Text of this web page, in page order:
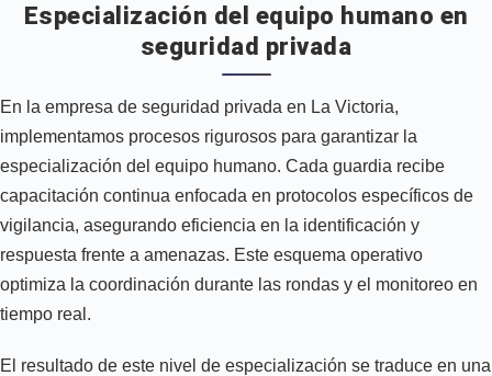
Especialización del equipo humano en
seguridad privada
En la empresa de seguridad privada en La Victoria,
implementamos procesos rigurosos para garantizar la
especialización del equipo humano. Cada guardia recibe
capacitación continua enfocada en protocolos específicos de
vigilancia, asegurando eficiencia en la identificación y
respuesta frente a amenazas. Este esquema operativo
optimiza la coordinación durante las rondas y el monitoreo en
tiempo real.
El resultado de este nivel de especialización se traduce en una